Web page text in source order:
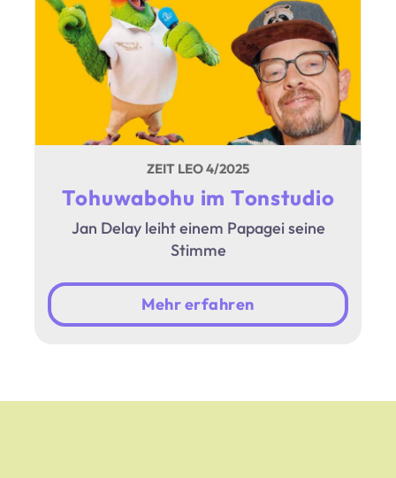
ZEIT LEO 4/2025
Tohuwabohu im Tonstudio
Jan Delay leiht einem Papagei seine
Stimme
Mehr erfahren